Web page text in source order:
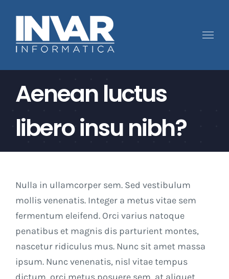
contenuto
Aenean luctus
libero insu nibh?
Nulla in ullamcorper sem. Sed vestibulum
mollis venenatis. Integer a metus vitae sem
fermentum eleifend. Orci varius natoque
penatibus et magnis dis parturient montes,
nascetur ridiculus mus. Nunc sit amet massa
ipsum. Nunc venenatis, nisl vitae tempus